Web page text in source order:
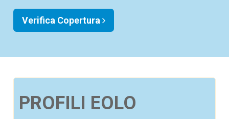
Verifica Copertura
PROFILI EOLO